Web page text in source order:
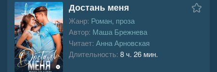
Достань меня
Жанр: Роман, проза
Автор: Маша Брежнева
Читает: Анна Арновская
Длительность: 8 ч. 26 мин.